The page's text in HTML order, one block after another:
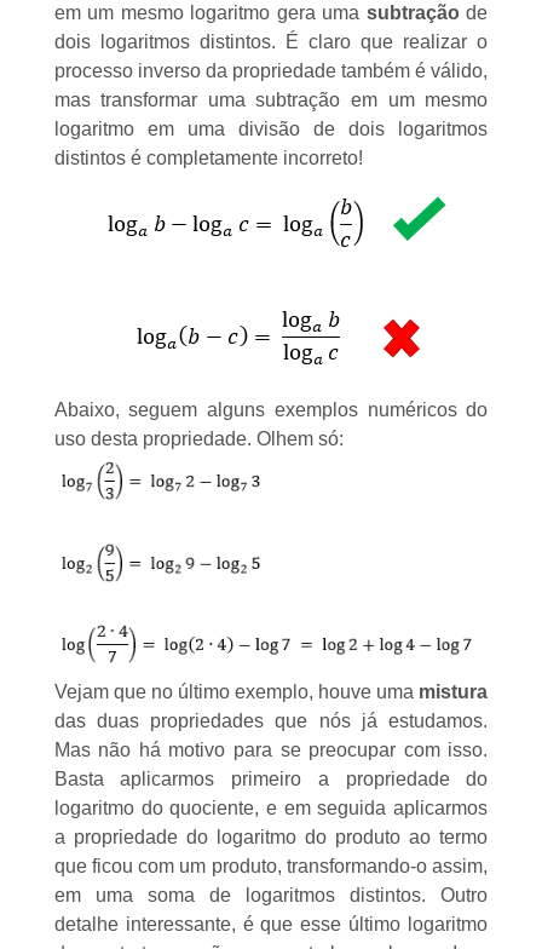
em um mesmo logaritmo gera uma subtraçãode
dois logaritmos distintos. É claro que realizar o
processo inverso da propriedade também é válido,
mas transformar uma subtração em um mesmo
logaritmo em uma divisão de dois logaritmos
distintos é completamente incorreto!
Abaixo, seguem alguns exemplos numéricos do
uso desta propriedade. Olhem só:
Vejam que no último exemplo, houve uma mistura
das duas propriedades que nós já estudamos.
Mas não há motivo para se preocupar com isso.
Basta aplicarmos primeiro a propriedade do
logaritmo do quociente, e em seguida aplicarmos
a propriedade do logaritmo do produto ao termo
que ficou com um produto, transformando-o assim,
em uma soma de logaritmos distintos. Outro
detalhe interessante, é que esse último logaritmo